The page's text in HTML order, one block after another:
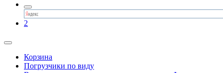
2
Корзина
Погрузчики по виду